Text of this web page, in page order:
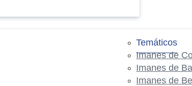
Temáticos
Imanes de
Imanes de
Imanes de